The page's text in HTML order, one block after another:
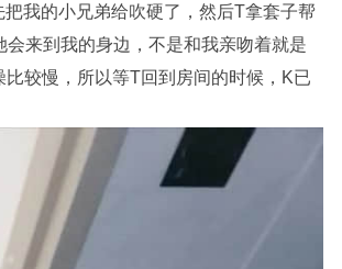
我的小兄弟给吹硬了，然后T拿套子帮
来到我的身边，不是和我亲吻着就是
较慢，所以等T回到房间的时候，K已